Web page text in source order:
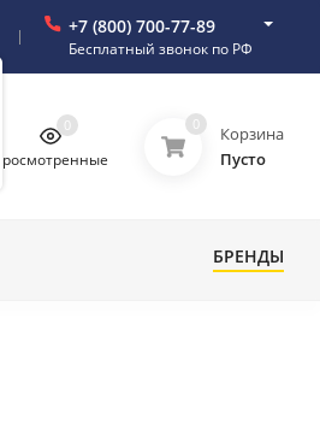
+7 (800) 700-77-89
Бесплатный звонок по РФ
Просмотренные
0 0
Корзина
Пусто
БРЕНДЫ